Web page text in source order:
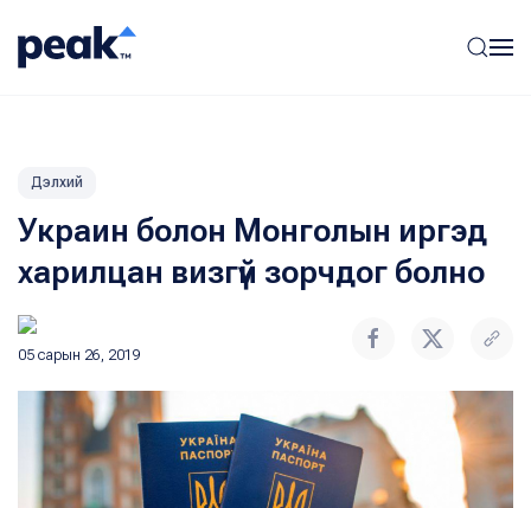
Дэлхий
Украин болон Монголын иргэд
харилцан визгүй зорчдог болно
05 сарын 26, 2019